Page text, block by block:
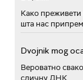
Како преживети
шта нас
Dvojnik mog
Вероватно
сличну ДНК